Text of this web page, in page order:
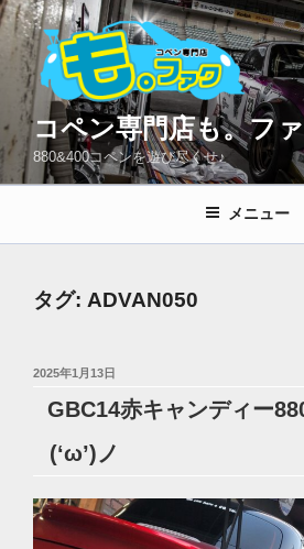
コ
ン
へ
プ
コペン専門店も。フ
880&400コペンを遊び尽くせ♪
メニュー
タグ: ADVAN050
投
日:
2025年1月13日
GBC14赤キャンディー
(‘ω’)ノ